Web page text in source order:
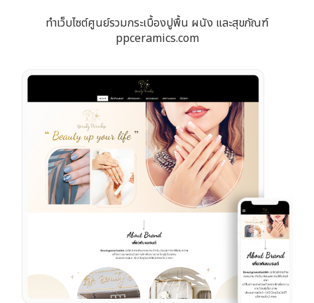
ทำเว็บไซต์ศูนย์รวมกระเบื้องปูพื้น ผนัง และสุขภัณฑ์
ppceramics.com